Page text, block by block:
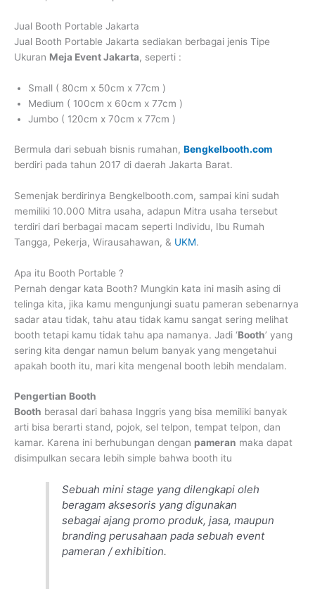
Jual Booth Portable Jakarta
Jual Booth Portable Jakarta sediakan berbagai jenis Tipe
Ukuran Meja Event Jakarta, seperti :
Small ( 80cm x 50cm x 77cm )
Medium ( 100cm x 60cm x 77cm )
Jumbo ( 120cm x 70cm x 77cm )
Bermula dari sebuah bisnis rumahan, Bengkelbooth.com
berdiri pada tahun 2017 di daerah Jakarta Barat.
Semenjak berdirinya Bengkelbooth.com, sampai kini sudah
memiliki 10.000 Mitra usaha, adapun Mitra usaha tersebut
terdiri dari berbagai macam seperti Individu, Ibu Rumah
Tangga, Pekerja, Wirausahawan, & UKM.
Apa itu Booth Portable ?
Pernah dengar kata Booth? Mungkin kata ini masih asing di
telinga kita, jika kamu mengunjungi suatu pameran sebenarnya
sadar atau tidak, tahu atau tidak kamu sangat sering melihat
booth tetapi kamu tidak tahu apa namanya. Jadi ‘Booth’ yang
sering kita dengar namun belum banyak yang mengetahui
apakah booth itu, mari kita mengenal booth lebih mendalam.
Pengertian Booth
Booth berasal dari bahasa Inggris yang bisa memiliki banyak
arti bisa berarti stand, pojok, sel telpon, tempat telpon, dan
kamar. Karena ini berhubungan dengan pameran maka dapat
disimpulkan secara lebih simple bahwa booth itu
Sebuah mini stage yang dilengkapi oleh
beragam aksesoris yang digunakan
sebagai ajang promo produk, jasa, maupun
branding perusahaan pada sebuah event
pameran / exhibition.